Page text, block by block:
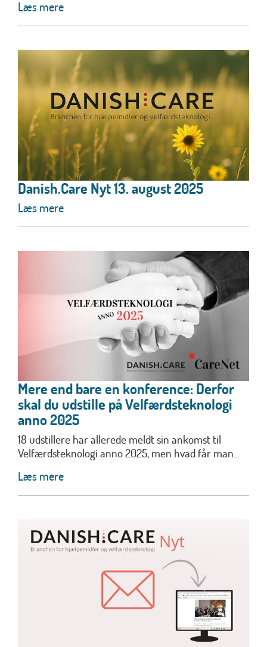
Læs mere
Danish.Care Nyt 13. august 2025
Læs mere
Mere end bare en konference: Derfor
skal du udstille på Velfærdsteknologi
anno 2025
18 udstillere har allerede meldt sin ankomst til
Velfærdsteknologi anno 2025, men hvad får man...
Læs mere